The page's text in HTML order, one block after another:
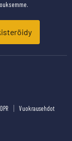
Vuokrausehdot